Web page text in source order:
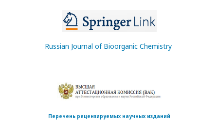
Russian Journal of Bioorganic Chemistry
Перечень рецензируемых научных изданий